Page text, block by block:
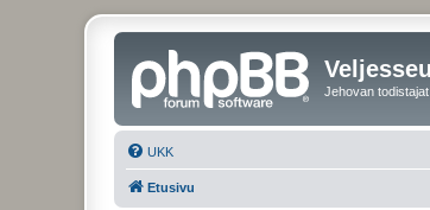
Jehovan
UKK
Etusivu